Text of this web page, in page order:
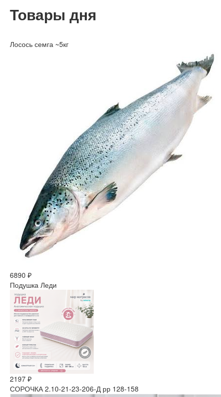
Товары дня
Лосось семга ~5кг
6890 ₽
Подушка Леди
2197 ₽
СОРОЧКА 2.10-21-23-206-Д рр 128-158